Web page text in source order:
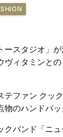
ースタジオ」
ヴィタミンと
テファン クッ
物のハンドバ
クバンド「ニ